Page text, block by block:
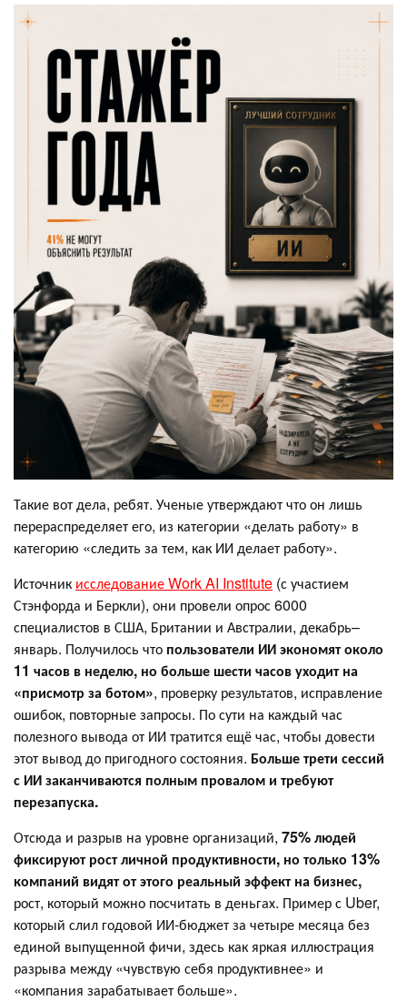
Такие вот дела, ребят. Ученые утверждают что он лишь
перераспределяет его, из категории «делать работу» в
категорию «следить за тем, как ИИ делает работу».
Источник исследование Work AI Institute (с участием
Стэнфорда и Беркли), они провели опрос 6000
специалистов в США, Британии и Австралии, декабрь–
январь. Получилось что пользователи ИИ экономят около
11 часов в неделю, но больше шести часов уходит на
«присмотр за ботом», проверку результатов, исправление
ошибок, повторные запросы. По сути на каждый час
полезного вывода от ИИ тратится ещё час, чтобы довести
этот вывод до пригодного состояния. Больше трети сессий
с ИИ заканчиваются полным провалом и требуют
перезапуска.
Отсюда и разрыв на уровне организаций, 75% людей
фиксируют рост личной продуктивности, но только 13%
компаний видят от этого реальный эффект на бизнес,
рост, который можно посчитать в деньгах. Пример с Uber,
который слил годовой ИИ-бюджет за четыре месяца без
единой выпущенной фичи, здесь как яркая иллюстрация
разрыва между «чувствую себя продуктивнее» и
«компания зарабатывает больше».